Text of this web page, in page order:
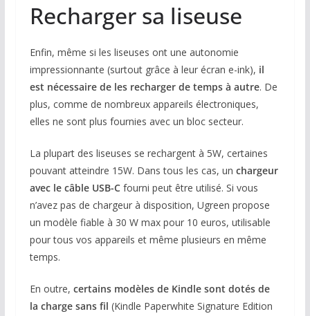
Recharger sa liseuse
Enfin, même si les liseuses ont une autonomie
impressionnante (surtout grâce à leur écran e-ink), il
est nécessaire de les recharger de temps à autre. De
plus, comme de nombreux appareils électroniques,
elles ne sont plus fournies avec un bloc secteur.
La plupart des liseuses se rechargent à 5W, certaines
pouvant atteindre 15W. Dans tous les cas, un chargeur
avec le câble USB-Cfourni peut être utilisé. Si vous
n’avez pas de chargeur à disposition, Ugreen propose
un modèle fiable à 30 W max pour 10 euros, utilisable
pour tous vos appareils et même plusieurs en même
temps.
En outre, certains modèles de Kindle sont dotés de
la charge sans fil (Kindle Paperwhite Signature Edition